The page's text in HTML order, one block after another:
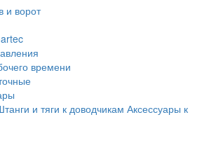
и ворот
времени
и тяги к доводчикам Аксессуары к